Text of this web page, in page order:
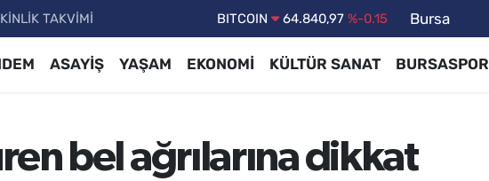
TAKVİMİ DOLAR 47,7436 %0.18
BİST100
13.779 %-14
Bursa
ASAYİŞ YAŞAM EKONOMİ KÜLTÜR SANAT BURSASPOR
bel ağrılarına dikkat